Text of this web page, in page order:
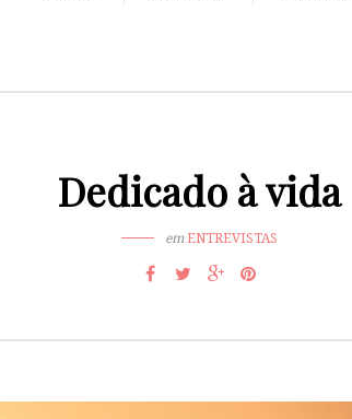
Dedicado à vida
emENTREVISTAS